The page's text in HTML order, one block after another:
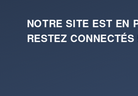
NOTRE SITE EST EN
RESTEZ CONNECTÉS